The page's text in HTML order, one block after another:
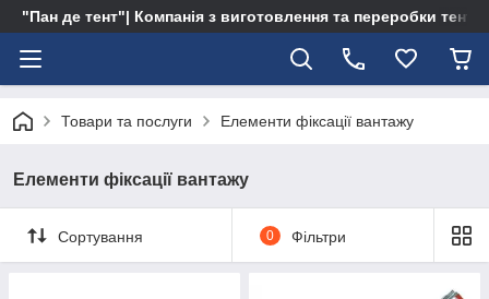
"Пан де тент"| Компанія з виготовлення та переробки тентів
Товари та послуги Елементи фіксації вантажу
Елементи фіксації вантажу
Сортування 0 Фільтри